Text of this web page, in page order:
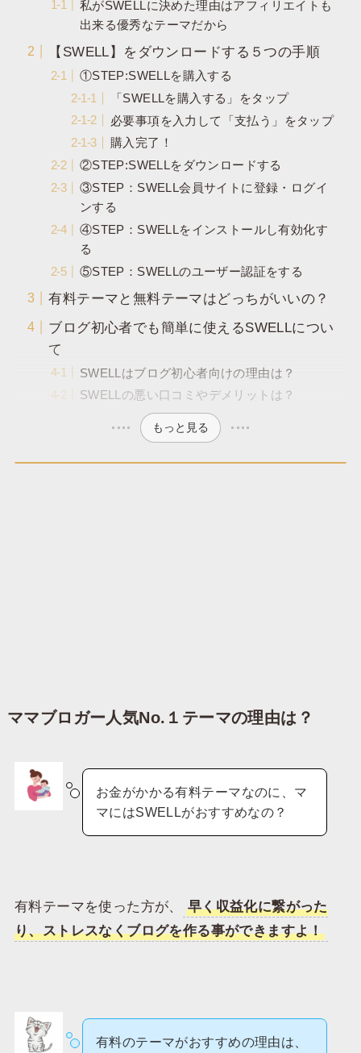
私がSWELLに決めた理由はアフィリエイトも
出来る優秀なテーマだから
【SWELL】をダウンロードする５つの手順
①STEP:SWELLを購入する
「SWELLを購入する」をタップ
必要事項を入力して「支払う」をタップ
購入完了！
②STEP:SWELLをダウンロードする
③STEP：SWELL会員サイトに登録・ログイ
ンする
④STEP：SWELLをインストールし有効化す
る
⑤STEP：SWELLのユーザー認証をする
有料テーマと無料テーマはどっちがいいの？
ブログ初心者でも簡単に使えるSWELLについ
て
SWELLはブログ初心者向けの理由は？
SWELLの悪い口コミやデメリットは？
もっと見る
ママブロガー人気No.１テーマの理由は？
お金がかかる有料テーマなのに、マ
マにはSWELLがおすすめなの？
有料テーマを使った方が、
早く収益化に繋がった
り、ストレスなくブログを作る事ができますよ！
有料のテーマがおすすめの理由は、